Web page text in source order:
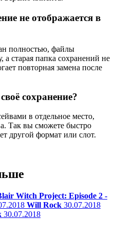
не отображается в
полностью, файлы
старая папка сохранений не
повторная замена после
сохранение?
в отдельное место,
Так вы сможете быстро
другой формат или слот.
Witch Project: Episode 2 -
Will Rock 30.07.2018
30.07.2018